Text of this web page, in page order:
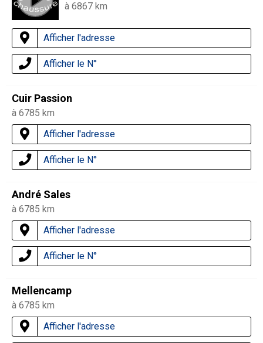
à 6867 km
Afficher l'adresse
Afficher le N°
Cuir Passion
à 6785 km
Afficher l'adresse
Afficher le N°
André Sales
à 6785 km
Afficher l'adresse
Afficher le N°
Mellencamp
à 6785 km
Afficher l'adresse